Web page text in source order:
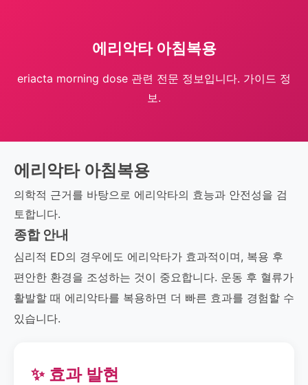
에리악타 아침복용
eriacta morning dose 관련 전문 정보입니다. 가이드 정
보.
에리악타 아침복용
의학적 근거를 바탕으로 에리악타의 효능과 안전성을 검
토합니다.
종합 안내
심리적 ED의 경우에도 에리악타가 효과적이며, 복용 후
편안한 환경을 조성하는 것이 중요합니다. 운동 후 혈류가
활발할 때 에리악타를 복용하면 더 빠른 효과를 경험할 수
있습니다.
✨ 효과 발현